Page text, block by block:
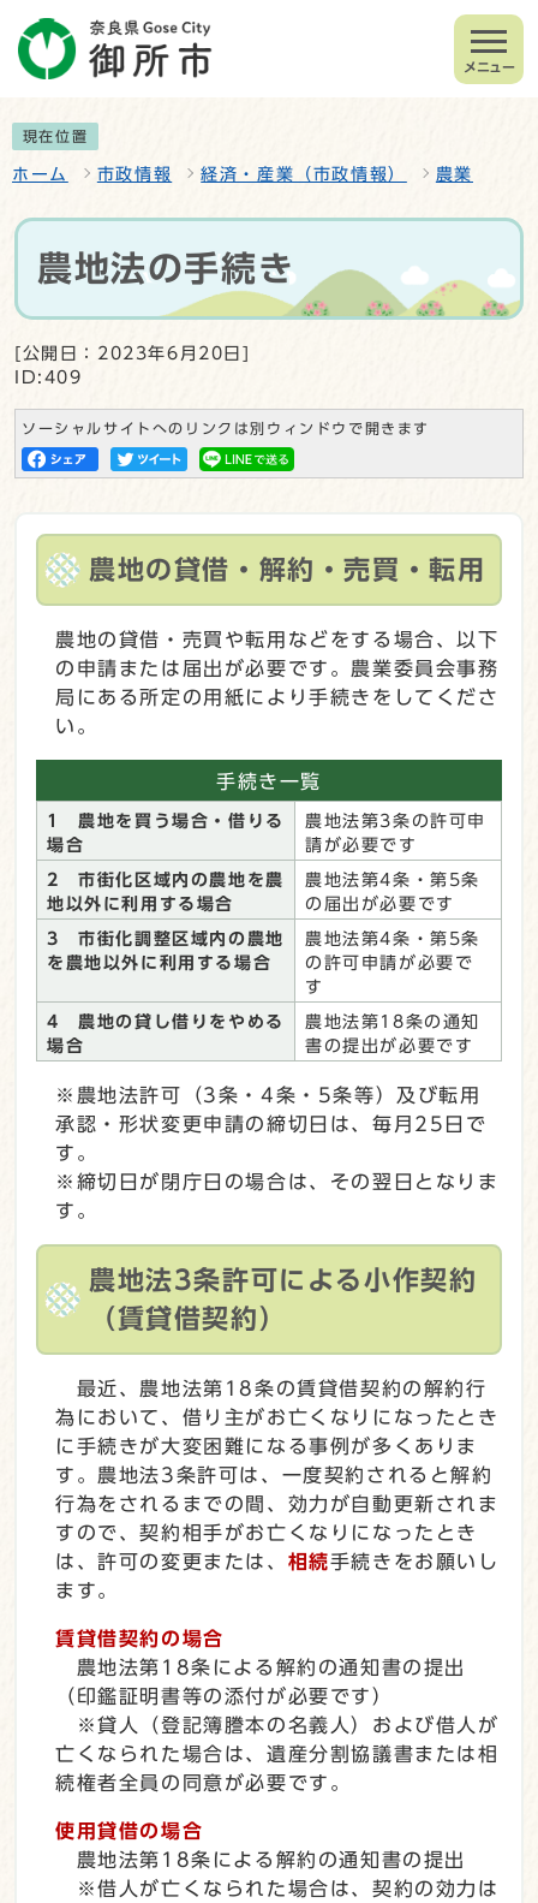
メニュー
現在位置
ホーム 市政情報 経済・産業（市政情報） 農業
農地法の手続き
[公開日：2023年6月20日]
ID:409
ソーシャルサイトへのリンクは別ウィンドウで開きます
農地の貸借・解約・売買・転用
農地の貸借・売買や転用などをする場合、以下
の申請または届出が必要です。農業委員会事務
局にある所定の用紙により手続きをしてくださ
い。
手続き一覧
1 農地を買う場合・借りる
場合
農地法第3条の許可申
請が必要です
2 市街化区域内の農地を農
地以外に利用する場合
農地法第4条・第5条
の届出が必要です
3 市街化調整区域内の農地
を農地以外に利用する場合
農地法第4条・第5条
の許可申請が必要で
す
4 農地の貸し借りをやめる
場合
農地法第18条の通知
書の提出が必要です
※農地法許可（3条・4条・5条等）及び転用
承認・形状変更申請の締切日は、毎月25日で
す。
※締切日が閉庁日の場合は、その翌日となりま
す。
農地法3条許可による小作契約
（賃貸借契約）
最近、農地法第18条の賃貸借契約の解約行
為において、借り主がお亡くなりになったとき
に手続きが大変困難になる事例が多くありま
す。農地法3条許可は、一度契約されると解約
行為をされるまでの間、効力が自動更新されま
すので、契約相手がお亡くなりになったとき
は、許可の変更または、 相続手続きをお願いし
ます。
賃貸借契約の場合
農地法第18条による解約の通知書の提出
（印鑑証明書等の添付が必要です）
※貸人（登記簿謄本の名義人）および借人が
亡くなられた場合は、遺産分割協議書または相
続権者全員の同意が必要です。
使用貸借の場合
農地法第18条による解約の通知書の提出
※借人が亡くなられた場合は、契約の効力は